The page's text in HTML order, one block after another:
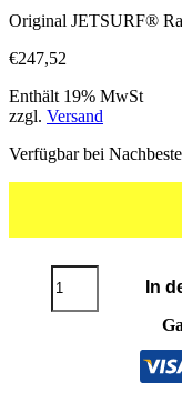
Original JETSURF®
€247,52
Enthält 19% MwSt
zzgl. Versand
Verfügbar bei
JETSURF®
Ratschenbindungen
REGULAR
In